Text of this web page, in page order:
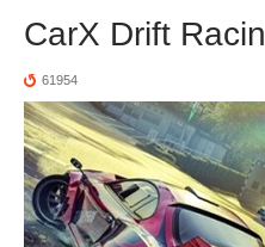
CarX Drift
61954